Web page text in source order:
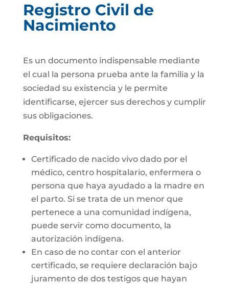
Registro Civil de
Nacimiento
Es un documento indispensable mediante
el cual la persona prueba ante la familia y la
sociedad su existencia y le permite
identificarse, ejercer sus derechos y cumplir
sus obligaciones.
Requisitos:
Certificado de nacido vivo dado por el
médico, centro hospitalario, enfermera o
persona que haya ayudado a la madre en
el parto. Si se trata de un menor que
pertenece a una comunidad indígena,
puede servir como documento, la
autorización indígena.
En caso de no contar con el anterior
certificado, se requiere declaración bajo
juramento de dos testigos que hayan